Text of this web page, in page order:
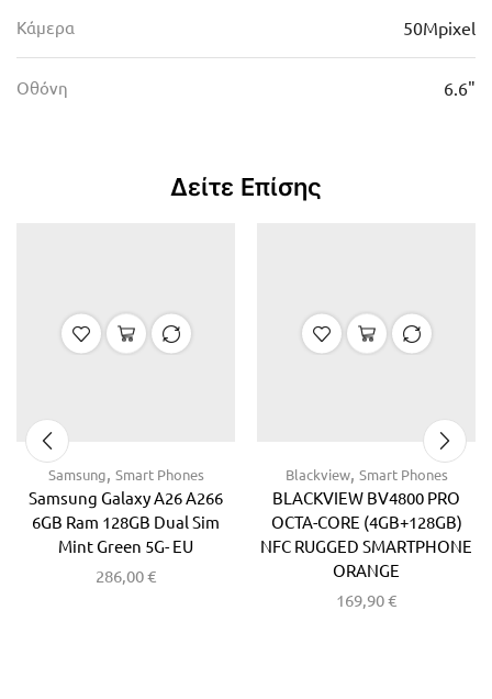
Κάμερα 50Mpixel
Οθόνη 6.6"
Δείτε Επίσης
Samsung, Smart Phones
Samsung Galaxy A26 A266
6GB Ram 128GB Dual Sim
Mint Green 5G- EU
286,00€
Blackview, Smart Phones
BLACKVIEW BV4800 PRO
OCTA-CORE (4GB+128GB)
NFC RUGGED SMARTPHONE
ORANGE
169,90€